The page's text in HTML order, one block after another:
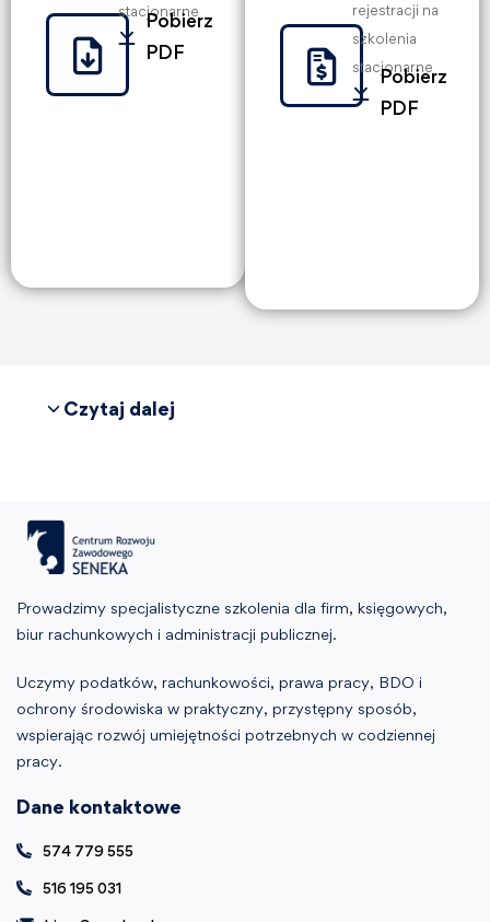
stacjonarne
Pobierz
PDF
rejestracji na
szkolenia
stacjonarne
Pobierz
PDF
Czytaj dalej
Prowadzimy specjalistyczne szkolenia dla firm, księgowych,
biur rachunkowych i administracji publicznej.
Uczymy podatków, rachunkowości, prawa pracy, BDO i
ochrony środowiska w praktyczny, przystępny sposób,
wspierając rozwój umiejętności potrzebnych w codziennej
pracy.
Dane kontaktowe
574 779 555
516 195 031